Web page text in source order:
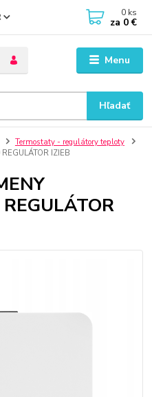
Menu
Hľadať
0 ks
za 0 €
Termostaty - regulátory teploty
IZIEB